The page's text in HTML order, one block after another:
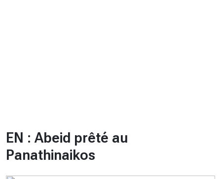
EN : Abeid prêté au
Panathinaikos